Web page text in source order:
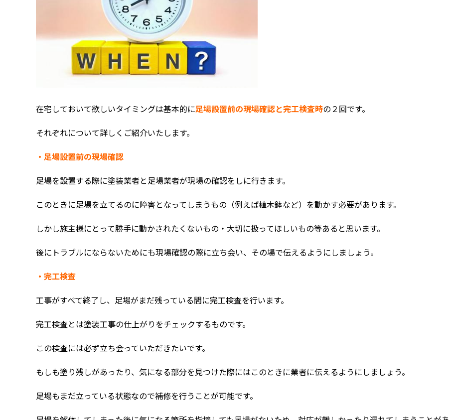
在宅しておいて欲しいタイミングは基本的に足場設置前の現場確認と完工検査時の２回です。
それぞれについて詳しくご紹介いたします。
・足場設置前の現場確認
足場を設置する際に塗装業者と足場業者が現場の確認をしに行きます。
このときに足場を立てるのに障害となってしまうもの（例えば植木鉢など）を動かす必要があります。
しかし施主様にとって勝手に動かされたくないもの・大切に扱ってほしいもの等あると思います。
後にトラブルにならないためにも現場確認の際に立ち会い、その場で伝えるようにしましょう。
・完工検査
工事がすべて終了し、足場がまだ残っている間に完工検査を行います。
完工検査とは塗装工事の仕上がりをチェックするものです。
この検査には必ず立ち会っていただきたいです。
もしも塗り残しがあったり、気になる部分を見つけた際にはこのときに業者に伝えるようにしましょう。
足場もまだ立っている状態なので補修を行うことが可能です。